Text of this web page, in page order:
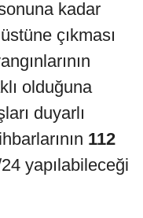
kadar
çıkması
olduğuna
duyarlı
112
yapılabileceği